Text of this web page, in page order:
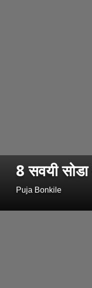
8 सवयी
Puja Bonkile